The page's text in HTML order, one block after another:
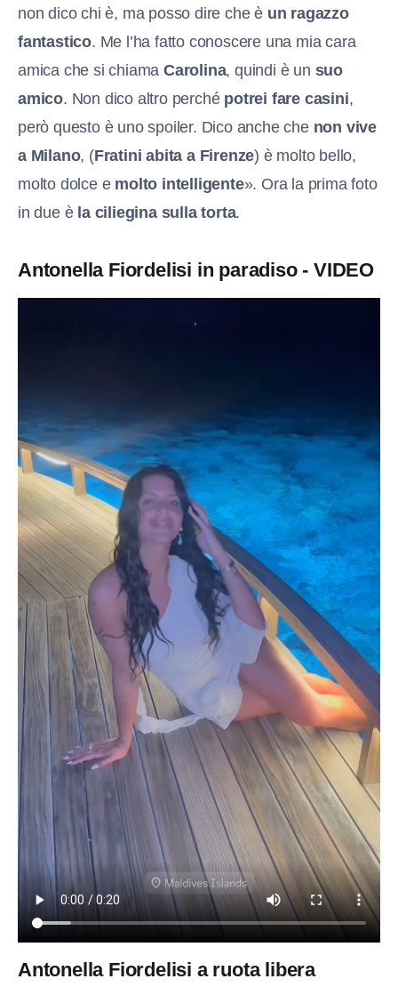
non dico chi è, ma posso dire che è un ragazzo
fantastico. Me l’ha fatto conoscere una mia cara
amica che si chiamaCarolina, quindi è un suo
amico. Non dico altro perché potrei fare casini,
però questo è uno spoiler. Dico anche che non vive
a Milano, (Fratini abita a Firenze) è molto bello,
molto dolce e molto intelligente». Ora la prima foto
in due è la ciliegina sulla torta.
Antonella Fiordelisi in paradiso - VIDEO
Antonella Fiordelisi a ruota libera